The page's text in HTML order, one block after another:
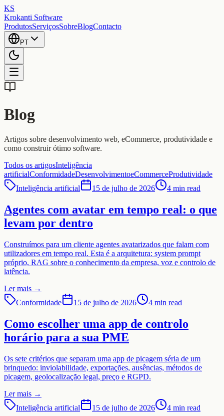
KS
Krokanti Software
ProdutosServiçosSobreBlogContacto
PT
Blog
Artigos sobre desenvolvimento web, eCommerce, produtividade e
como construir ótimo software.
Todos os artigosInteligência
artificialConformidadeDesenvolvimentoeCommerceProdutividade
Inteligência artificial
15 de julho de 2026 4 min read
Agentes com avatar em tempo real: o que
levam por dentro
Construímos para um cliente agentes avatarizados que falam com
utilizadores em tempo real. Esta é a arquitetura: system prompt
próprio, RAG sobre o conhecimento da empresa, voz e controlo de
latência.
Ler mais →
Conformidade
15 de julho de 2026 4 min read
Como escolher uma app de controlo
horário para a sua PME
Os sete critérios que separam uma app de picagem séria de um
brinquedo: inviolabilidade, exportações, ausências, métodos de
picagem, geolocalização legal, preço e RGPD.
Ler mais →
Inteligência artificial
15 de julho de 2026 4 min read